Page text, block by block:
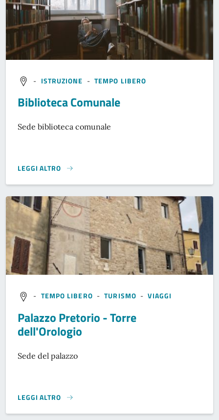
- ISTRUZIONE -TEMPO LIBERO
Biblioteca Comunale
Sede biblioteca comunale
LEGGI ALTRO
}
- TEMPO LIBERO -TURISMO -VIAGGI
Palazzo Pretorio - Torre
dell'Orologio
Sede del palazzo
LEGGI ALTRO
}